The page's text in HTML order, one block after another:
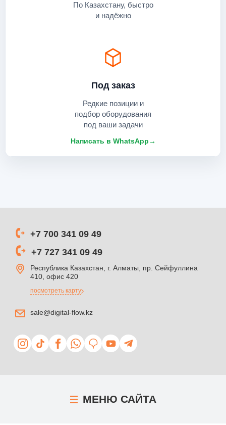
Под заказ
Редкие позиции и
подбор оборудования
под ваши задачи
Написать в WhatsApp→
По Казахстану, быстро
и надёжно
+7 700 341 09 49
+7 727 341 09 49
Республика Казахстан, г. Алматы, пр. Сейфуллина
410, офис 420
посмотреть карту
sale@digital-flow.kz
МЕНЮ САЙТА